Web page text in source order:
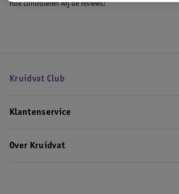
Hoe controleren wij de reviews?
Kruidvat Club
Klantenservice
Over Kruidvat